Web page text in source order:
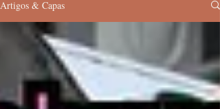
Artigos & Capas